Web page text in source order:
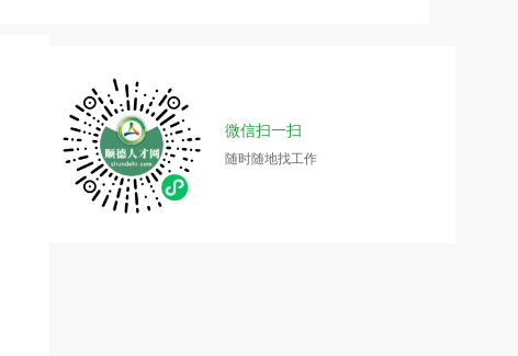
微信扫一扫
随时随地找工作